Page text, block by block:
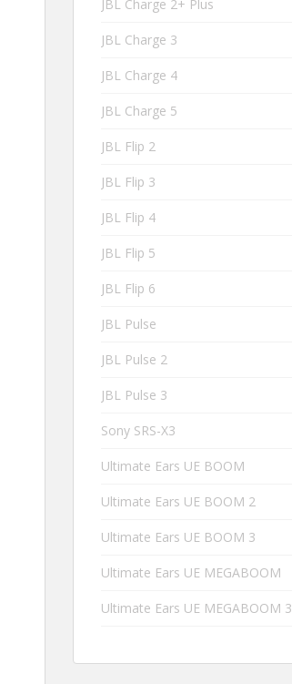
JBL Charge 2+ Plus
JBL Charge 3
JBL Charge 4
JBL Charge 5
JBL Flip 2
JBL Flip 3
JBL Flip 4
JBL Flip 5
JBL Flip 6
JBL Pulse
JBL Pulse 2
JBL Pulse 3
Sony SRS-X3
Ultimate Ears UE BOOM
Ultimate Ears UE BOOM 2
Ultimate Ears UE BOOM 3
Ultimate Ears UE MEGABOOM
Ultimate Ears UE MEGABOOM 3